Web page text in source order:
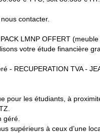
contacter.
LMNP OFFERT
votre étude financière
- RECUPERATION TVA -
pour les étudiants, à
géré.
supérieurs à ceux d’une